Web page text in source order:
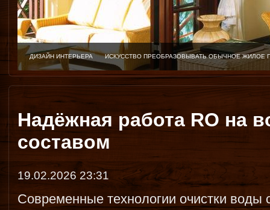
ДИЗАЙН ИНТЕРЬЕРА ИСКУССТВО ПРЕОБРАЗОВЫВАТЬ ОБЫЧНОЕ
Надёжная работа RO на
составом
19.02.2026 23:31
Современные технологии очистки воды